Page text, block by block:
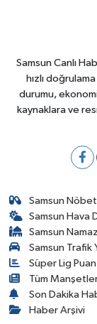
Samsun Canlı
hızlı
durumu,
kaynaklara ve
Samsun
Samsun Hava
Samsun
Samsun Trafik
Süper Lig
Tüm
Son Dakika
Haber Arşivi